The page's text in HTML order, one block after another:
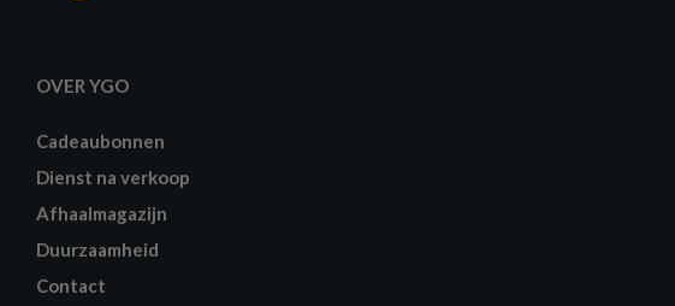
OVER YGO
Cadeaubonnen
Dienst na verkoop
Afhaalmagazijn
Duurzaamheid
Contact